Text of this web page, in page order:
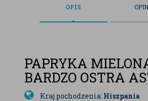
OPIS
PAPRYKA
BARDZO OSTRA
Kraj pochodzenia: Hiszpania